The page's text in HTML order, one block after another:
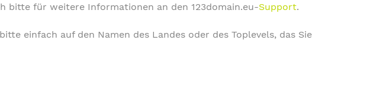
bitte für weitere Informationen an den 123domain.eu-Support.
einfach auf den Namen des Landes oder des Toplevels, das Sie